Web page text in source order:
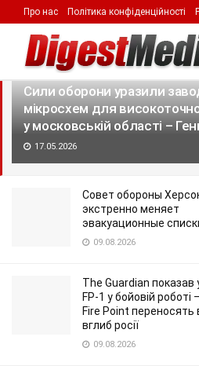
LATEST TRENDING
Сили оборони уразили
мікросхем для
у московській області –
17.05.2026
Совет обороны
экстренно меняет
эвакуационные
09.08.2026
The Guardian показав
FP-1 у бойовій роботі
Fire Point переносять
вглиб росії
09.08.2026
Про нас Політика конфіденційності